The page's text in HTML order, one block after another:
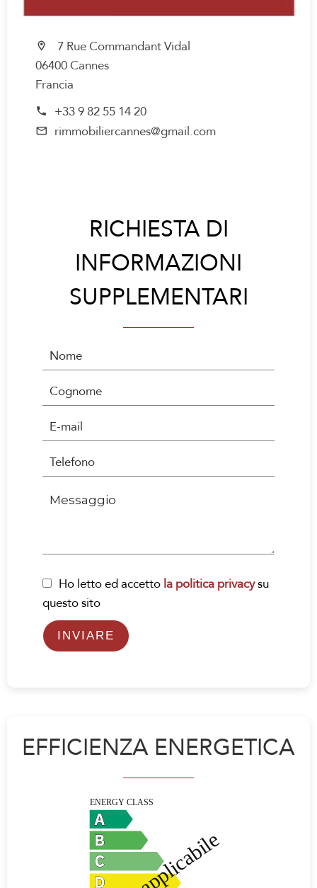
7 Rue Commandant Vidal
06400 Cannes
Francia
+33 9 82 55 14 20
rimmobiliercannes@gmail.com
RICHIESTA DI
INFORMAZIONI
SUPPLEMENTARI
Ho letto ed accettola politica privacysu
questo sito
INVIARE
EFFICIENZA ENERGETICA